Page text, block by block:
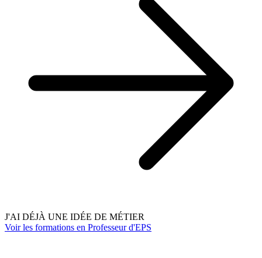
J'AI DÉJÀ UNE IDÉE DE MÉTIER
Voir les formations en Professeur d'EPS